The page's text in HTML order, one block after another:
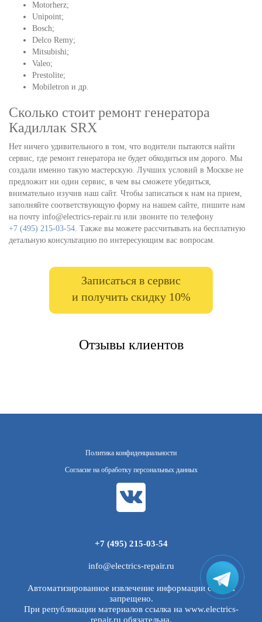
Motorherz;
Unipoint;
Bosch;
Delco Remy;
Mitsubishi;
Valeo;
Prestolite;
Mobiletron и др.
Сколько стоит ремонт генератора
Кадиллак SRX
Нет ничего удивительного в том, что водители пытаются найти
сервис, где ремонт генератора не будет обходиться им дорого. Мы
создали именно такую мастерскую. Лучших условий в Москве не
предложит ни один сервис, в чем вы сможете убедиться,
внимательно изучив наш сайт. Чтобы записаться к нам на прием,
заполняйте соответствующую форму на нашем сайте, пишите нам
на почту info@electrics-repair.ru или звоните по телефону
+7 (495) 215-03-54. Также вы можете рассчитывать на бесплатную
детальную консультацию по интересующим вас вопросам.
Записаться в сервис
и получить скидку 10%
Отзывы клиентов
Политика конфиденциальности
Согласие на обработку персональных данных
+7 (495) 215-03-54
info@electrics-repair.ru
Автоматизированное извлечение информации с сайта
запрещено.
При републикации материалов ссылка на www.electrics-
repair.ru обязательна.